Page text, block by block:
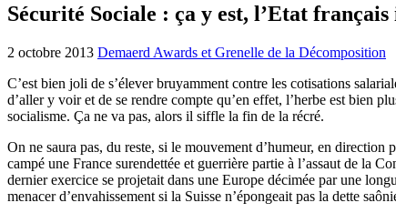
Sécurité Sociale : ça y est, l’Etat
2 octobre 2013 Demaerd Awards et Grenelle de la Décomposition
C’est bien joli de s’élever bruyamment contre les cotisations
d’aller y voir et de se rendre compte qu’en effet, l’herbe est bien
socialisme. Ça ne va pas, alors il siffle la fin de la récré.
On ne saura pas, du reste, si le mouvement d’humeur, en direction
campé une France surendettée et guerrière partie à l’assaut de la
dernier exercice se projetait dans une Europe décimée par une
menacer d’envahissement si la Suisse n’épongeait pas la dette